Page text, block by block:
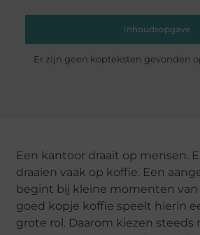
Inhoudsopgave
Er zijn geen kopteksten gevonden
Een kantoor draait op mensen.
draaien vaak op koffie. Een
begint bij kleine momenten van
goed kopje koffie speelt hierin
grote rol. Daarom kiezen steeds